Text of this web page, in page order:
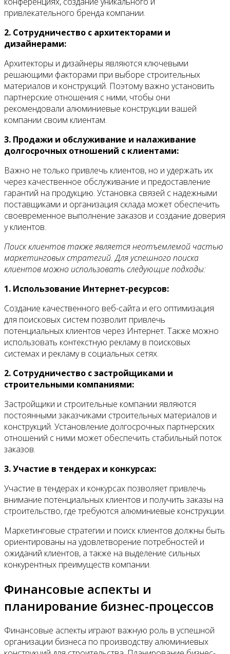
привлекательного бренда компании.
2. Сотрудничество с архитекторами и
дизайнерами:
Архитекторы и дизайнеры являются ключевыми
решающими факторами при выборе строительных
материалов и конструкций. Поэтому важно установить
партнерские отношения с ними, чтобы они
рекомендовали алюминиевые конструкции вашей
компании своим клиентам.
3. Продажи и обслуживание и налаживание
долгосрочных отношений с клиентами:
Важно не только привлечь клиентов, но и удержать их
через качественное обслуживание и предоставление
гарантий на продукцию. Установка связей с надежными
поставщиками и организация склада может обеспечить
своевременное выполнение заказов и создание доверия
у клиентов.
Поиск клиентов также является неотъемлемой частью
маркетинговых стратегий. Для успешного поиска
клиентов можно использовать следующие подходы:
1. Использование Интернет-ресурсов:
Создание качественного веб-сайта и его оптимизация
для поисковых систем позволит привлечь
потенциальных клиентов через Интернет. Также можно
использовать контекстную рекламу в поисковых
системах и рекламу в социальных сетях.
2. Сотрудничество с застройщиками и
строительными компаниями:
Застройщики и строительные компании являются
постоянными заказчиками строительных материалов и
конструкций. Установление долгосрочных партнерских
отношений с ними может обеспечить стабильный поток
заказов.
3. Участие в тендерах и конкурсах:
Участие в тендерах и конкурсах позволяет привлечь
внимание потенциальных клиентов и получить заказы на
строительство, где требуются алюминиевые конструкции.
Маркетинговые стратегии и поиск клиентов должны быть
ориентированы на удовлетворение потребностей и
ожиданий клиентов, а также на выделение сильных
конкурентных преимуществ компании.
Финансовые аспекты и
планирование бизнес-процессов
Финансовые аспекты играют важную роль в успешной
организации бизнеса по производству алюминиевых